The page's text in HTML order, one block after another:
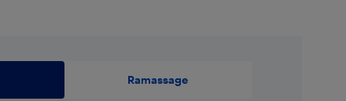
Ramassage